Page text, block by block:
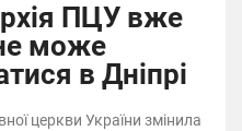
ПЦУ вже
може
в Дніпрі
церкви України змінила